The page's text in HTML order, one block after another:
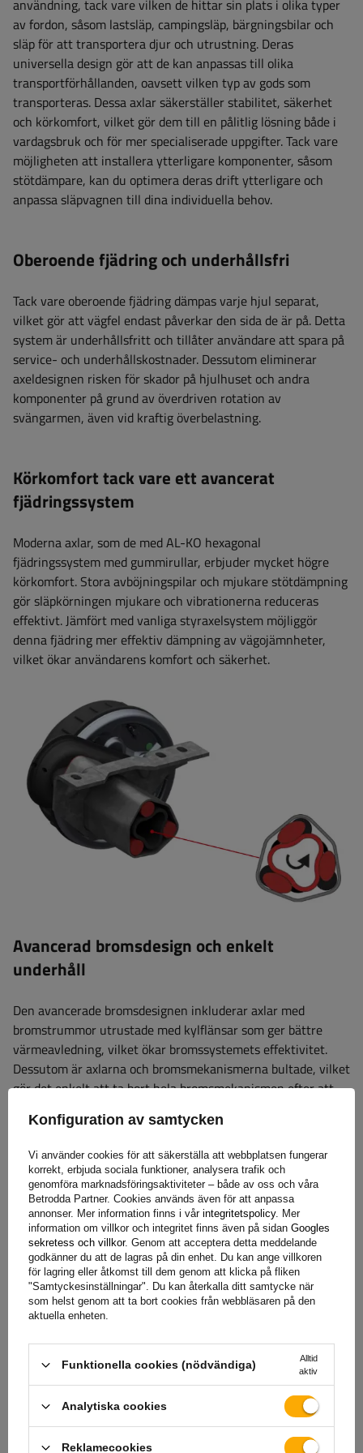
användning, tack vare vilken de hittar sin plats i olika typer
av fordon, såsom lastsläp, campingsläp, bärgningsbilar och
släp för att transportera djur och utrustning. Deras
universella design gör att de kan anpassas till olika
transportförhållanden, oavsett vilken typ av gods som
transporteras. Dessa axlar säkerställer stabilitet, säkerhet
och körkomfort, vilket gör dem till en pålitlig lösning både i
vardagsbruk och för mer specialiserade uppgifter. Tack vare
möjligheten att installera ytterligare komponenter, såsom
stötdämpare, kan du optimera deras drift ytterligare och
anpassa släpvagnen till dina individuella behov.
Oberoende fjädring och underhållsfri
Tack vare oberoende fjädring dämpas varje hjul separat,
vilket gör att vägfel endast påverkar den sida de är på. Detta
system är underhållsfritt och tillåter användare att spara på
service- och underhållskostnader. Dessutom eliminerar
axeldesignen risken för skador på hjulhuset och andra
komponenter på grund av överdriven rotation av
svängarmen, även vid kraftig överbelastning.
Körkomfort tack vare ett avancerat
fjädringssystem
Moderna axlar, som de med AL-KO hexagonal
fjädringssystem med gummirullar, erbjuder mycket högre
körkomfort. Stora avböjningspilar och mjukare stötdämpning
gör släpkörningen mjukare och vibrationerna reduceras
effektivt. Jämfört med vanliga styraxelsystem möjliggör
denna fjädring mer effektiv dämpning av vägojämnheter,
vilket ökar användarens komfort och säkerhet.
Avancerad bromsdesign och enkelt
underhåll
Den avancerade bromsdesignen inkluderar axlar med
bromstrummor utrustade med kylflänsar som ger bättre
värmeavledning, vilket ökar bromssystemets effektivitet.
Dessutom är axlarna och bromsmekanismerna bultade, vilket
gör det enkelt att ta bort hela bromsmekanismen efter att
underhållet. Särskild förregling gör att du också kan ändra
bromskabelns utgångsläge, anpassa den till användarens
individuella behov, vilket ökar systemets funktionalitet.
Underhållsfria lager och enkel installation
Konfiguration av samtycken
Vi använder cookies för att säkerställa att webbplatsen fungerar
korrekt, erbjuda sociala funktioner, analysera trafik och
genomföra marknadsföringsaktiviteter – både av oss och våra
Betrodda Partner. Cookies används även för att anpassa
annonser. Mer information finns i vår integritetspolicy. Mer
information om villkor och integritet finns även på sidan Googles
sekretess och villkor. Genom att acceptera detta meddelande
godkänner du att de lagras på din enhet. Du kan ange villkoren
för lagring eller åtkomst till dem genom att klicka på fliken
"Samtyckesinställningar". Du kan återkalla ditt samtycke när
som helst genom att ta bort cookies från webbläsaren på den
aktuella enheten.
Funktionella cookies (nödvändiga)
Alltid
aktiv
Analytiska cookies
Reklamecookies